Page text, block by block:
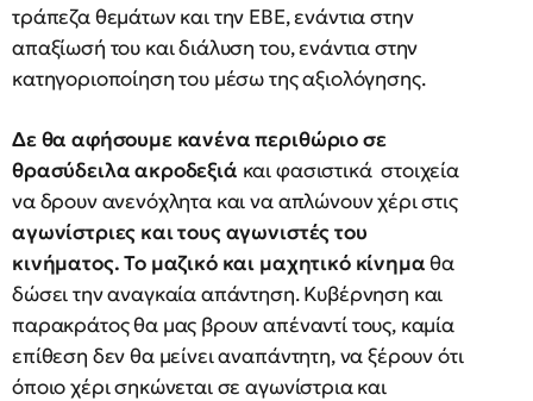
τράπεζα θεμάτων και την ΕΒΕ, ενάντια στην
απαξίωσή του και διάλυση του, ενάντια στην
κατηγοριοποίηση του μέσω της αξιολόγησης.
Δε θα αφήσουμε κανένα περιθώριο σε
θρασύδειλα ακροδεξιά και φασιστικά στοιχεία
να δρουν ανενόχλητα και να απλώνουν χέρι στις
αγωνίστριες και τους αγωνιστές του
κινήματος. Το μαζικό και μαχητικό κίνημαθα
δώσει την αναγκαία απάντηση. Κυβέρνηση και
παρακράτος θα μας βρουν απέναντί τους, καμία
επίθεση δεν θα μείνει αναπάντητη, να ξέρουν ότι
όποιο χέρι σηκώνεται σε αγωνίστρια και